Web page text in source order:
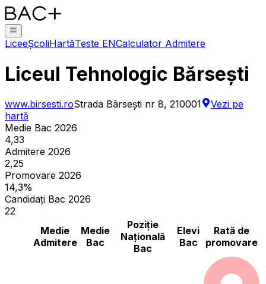
LiceeȘcoliHartăTeste ENCalculator Admitere
Liceul Tehnologic Bărsești
www.birsesti.roStrada Bârsești nr 8, 210001
Vezi pe
hartă
Medie Bac 2026
4,33
Admitere 2026
2,25
Promovare 2026
14,3%
Candidați Bac 2026
22
Medie
Admitere
Medie
Bac
Poziție
Națională
Bac
Elevi
Bac
Rată de
promovare